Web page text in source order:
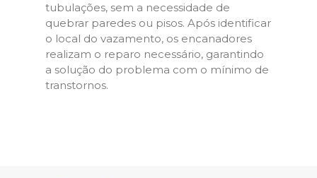
tubulações, sem a necessidade de
quebrar paredes ou pisos. Após identificar
o local do vazamento, os encanadores
realizam o reparo necessário, garantindo
a solução do problema com o mínimo de
transtornos.